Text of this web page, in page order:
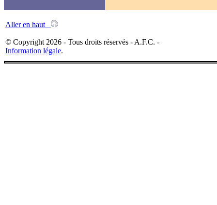
Aller en haut
© Copyright 2026 - Tous droits réservés - A.F.C. -
Information légale.